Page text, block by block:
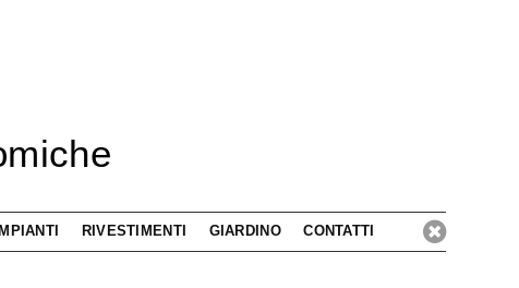
IMPIANTI RIVESTIMENTI GIARDINO CONTATTI